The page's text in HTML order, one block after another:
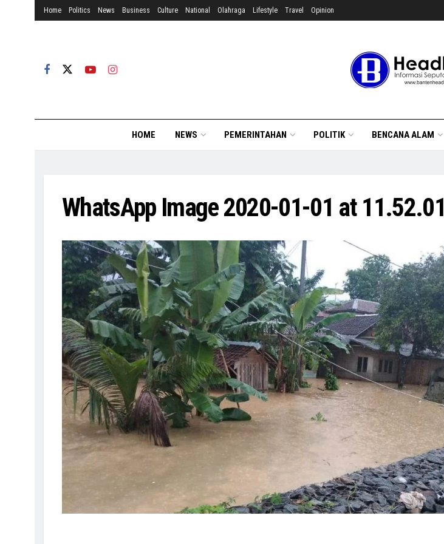
Home Politics News Business Culture National Olahraga Lifestyle Travel Opinion
HOME NEWS PEMERINTAHAN POLITIK BENCANA ALAM
WhatsApp Image 2020-01-01 at 11.52.01